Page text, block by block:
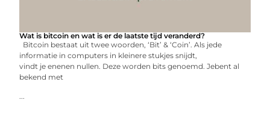
Wat is bitcoin en wat is er de laatste tijd veranderd?
Bitcoin bestaat uit twee woorden, ‘Bit’ & ‘Coin’. Als jede
informatie in computers in kleinere stukjes snijdt,
vindt je enenen nullen. Deze worden bits genoemd. Jebent al
bekend met
...